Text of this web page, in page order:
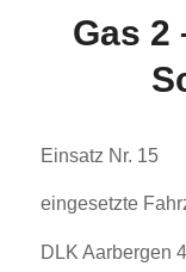
Gas 2
Einsatz Nr. 15
eingesetzte
DLK Aarbergen